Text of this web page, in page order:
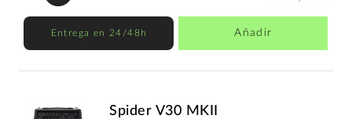
Entrega en 24/48h Añadir
Spider V30 MKII